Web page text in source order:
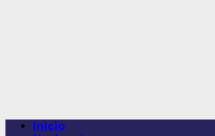
MenúInicio